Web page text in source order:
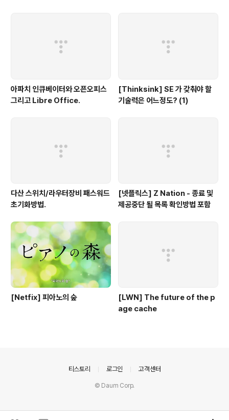
아파치 인큐베이터와 오픈오피스
그리고 Libre Office.
[Thinksink] SE 가 갖춰야 할
기술력은 어느정도? (1)
다산 스위치/라우터장비 패스워드
초기화방법.
[넷플릭스] Z Nation - 종료 및
제공중단 될 목록 확인방법 포함
[Netfix] 피아노의 숲
[LWN] The future of the p
age cache
티스토리 로그인 고객센터
© Daum Corp.